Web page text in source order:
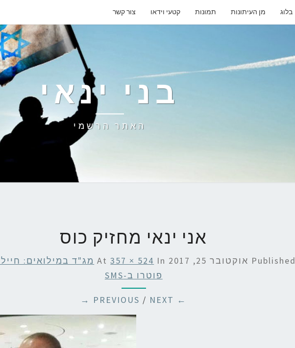
צור קשר קטעי וידאו תמונות מן העיתונות בלוג
בני ינאי
האתר הרשמי
אני ינאי מחזיק כוס
Published אוקטובר 25, 2017 357 × 524 In
מג"ד במילואים:
פוטרו ב-SMS
← PREVIOUS
/ NEXT →